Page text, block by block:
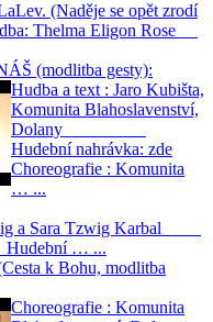
(Naděje se opět zrodí
Thelma Eligon Rose
(modlitba gesty):
Hudba a text : Jaro Kubišta,
Komunita Blahoslavenství,
Dolany
Hudební nahrávka: zde
Choreografie : Komunita
… ...
a Sara Tzwig Karbal
… ...
k Bohu, modlitba
Choreografie : Komunita